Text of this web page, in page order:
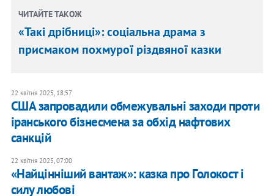
ЧИТАЙТЕ ТАКОЖ
«Такі дрібниці»: соціальна драма з
присмаком похмурої різдвяної казки
22 квітня 2025, 18:57
США запровадили обмежувальні заходи проти
іранського бізнесмена за обхід нафтових
санкцій
22 квітня 2025, 07:00
«Найцінніший вантаж»: казка про Голокост і
силу любові